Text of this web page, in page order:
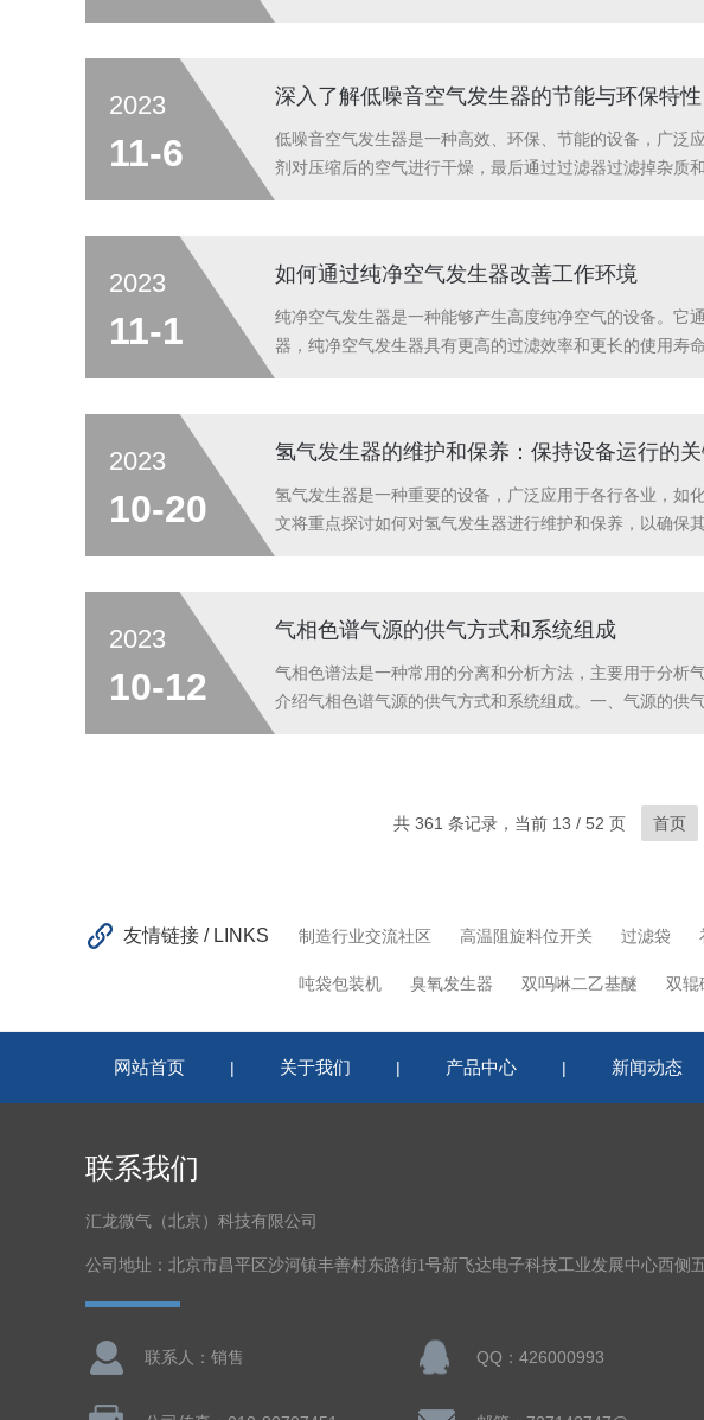
2023
11-6
深入了解低噪音空气发生器的节能与环保特性
低噪音空气发生器是一种高效、环保、节能的设备，广泛
剂对压缩后的空气进行干燥，最后通过过滤器过滤掉杂质
2023
11-1
如何通过纯净空气发生器改善工作环境
纯净空气发生器是一种能够产生高度纯净空气的设备。它
器，纯净空气发生器具有更高的过滤效率和更长的使用寿
2023
10-20
氢气发生器的维护和保养：保持设备运行的
氢气发生器是一种重要的设备，广泛应用于各行各业，如
文将重点探讨如何对氢气发生器进行维护和保养，以确保
2023
10-12
气相色谱气源的供气方式和系统组成
气相色谱法是一种常用的分离和分析方法，主要用于分析
介绍气相色谱气源的供气方式和系统组成。一、气源的供
共 361 条记录，当前 13 / 52 页 首页
友情链接 / LINKS 制造行业交流社区 高温阻旋料位开关 过滤袋
吨袋包装机 臭氧发生器 双吗啉二乙基醚 双辊
网站首页 | 关于我们 | 产品中心 | 新闻动态
联系我们
汇龙微气（北京）科技有限公司
公司地址：北京市昌平区沙河镇丰善村东路街1号新飞达电子科技工业发展中心西侧
联系人：销售 QQ：426000993